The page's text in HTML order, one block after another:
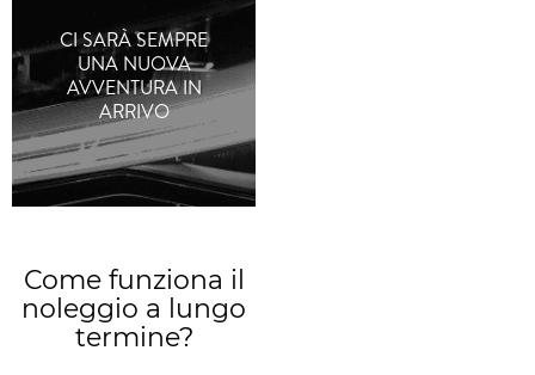
CI SARÀ SEMPRE
UNA NUOVA
AVVENTURA IN
ARRIVO
Come funziona il
noleggio a lungo
termine?